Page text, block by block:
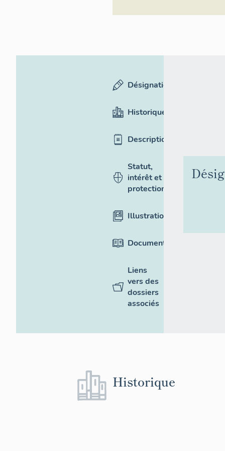
Désignation
Historique
Description
Statut,
intérêt et
protection
Illustrations
Documentation
Liens
vers des
dossiers
associés
Historique